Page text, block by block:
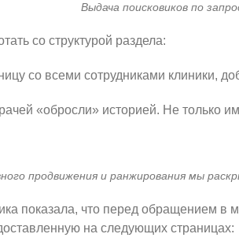
Выдача поисковиков по
со структурой раздела:
со всеми сотрудниками клиники,
«обросли» историей. Не только
продвижения и ранжирования мы
показала, что перед обращением в
на следующих страницах: